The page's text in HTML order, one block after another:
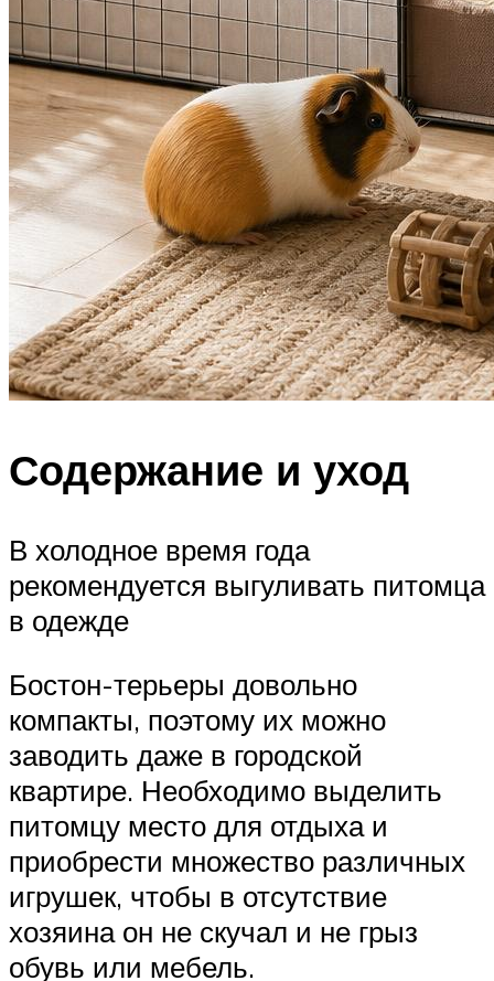
Содержание и уход
В холодное время года
рекомендуется выгуливать питомца
в одежде
Бостон-терьеры довольно
компакты, поэтому их можно
заводить даже в городской
квартире. Необходимо выделить
питомцу место для отдыха и
приобрести множество различных
игрушек, чтобы в отсутствие
хозяина он не скучал и не грыз
обувь или мебель.